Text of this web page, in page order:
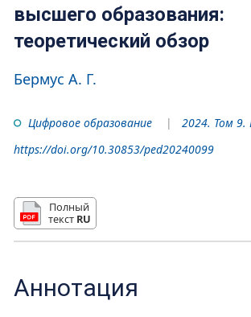
высшего образования:
теоретический обзор
Бермус А. Г.
Цифровое образование
2024. Том 9.
https://doi.org/10.30853/ped20240099
Полный
текст RU
Аннотация